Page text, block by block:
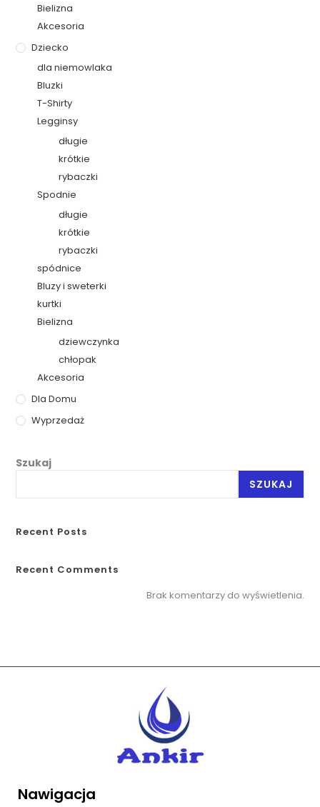
Bielizna
Akcesoria
Dziecko
dla niemowlaka
Bluzki
T-Shirty
Legginsy
długie
krótkie
rybaczki
Spodnie
długie
krótkie
rybaczki
spódnice
Bluzy i sweterki
kurtki
Bielizna
dziewczynka
chłopak
Akcesoria
Dla Domu
Wyprzedaż
Szukaj
SZUKAJ
Recent Posts
Recent Comments
Brak komentarzy do wyświetlenia.
Nawigacja